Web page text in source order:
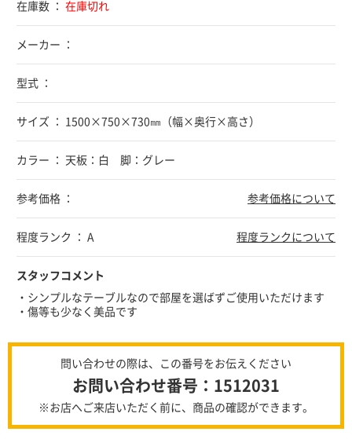
在庫数 ： 在庫切れ
メーカー ：
型式 ：
サイズ ： 1500×750×730㎜（幅×奥行×高さ）
カラー ： 天板：白 脚：グレー
参考価格 ： 参考価格について
程度ランク ： A 程度ランクについて
スタッフコメント
・シンプルなテーブルなので部屋を選ばずご使用いただけます
・傷等も少なく美品です
問い合わせの際は、この番号をお伝えください
お問い合わせ番号：1512031
※お店へご来店いただく前に、商品の確認ができます。